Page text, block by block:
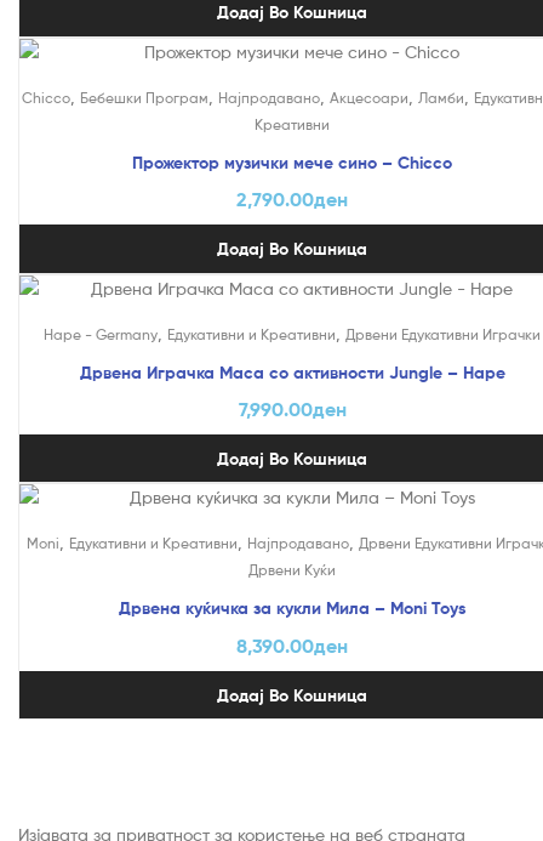
Додај Во Кошница
Chicco, Бебешки Програм Најпродавано, Акцесоари Ламби
Креативни
Прожектор музички мече сино – Chicco
2,790.00ден
Додај Во Кошница
Hape - Germany Едукативни и Креативни Дрвени Едукативни Играчки
Дрвена Играчка Маса со активности Jungle – Hape
7,990.00ден
Додај Во Кошница
Moni, Едукативни и Креативни, Најпродавано, Дрвени Едукативни
Дрвени Куќи
Дрвена куќичка за кукли Мила – Moni Toys
8,390.00ден
Додај Во Кошница
Изјавата за приватност за користење на веб страната